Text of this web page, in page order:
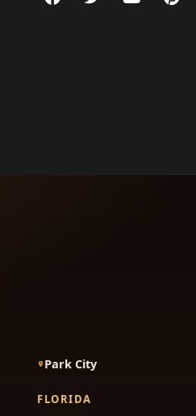
Park City
FLORIDA